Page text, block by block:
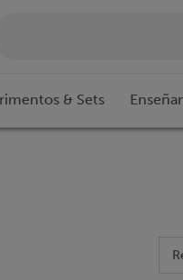
& Sets